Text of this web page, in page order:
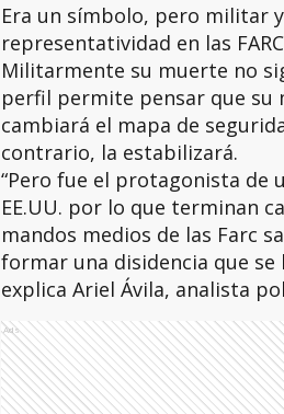
Era un símbolo, pero militar
representatividad en las
Militarmente su muerte no
perfil permite pensar que su
cambiará el mapa de
contrario, la estabilizará.
“Pero fue el protagonista de
EE.UU. por lo que terminan
mandos medios de las Farc
formar una disidencia que
explica Ariel Ávila, analista
Ads